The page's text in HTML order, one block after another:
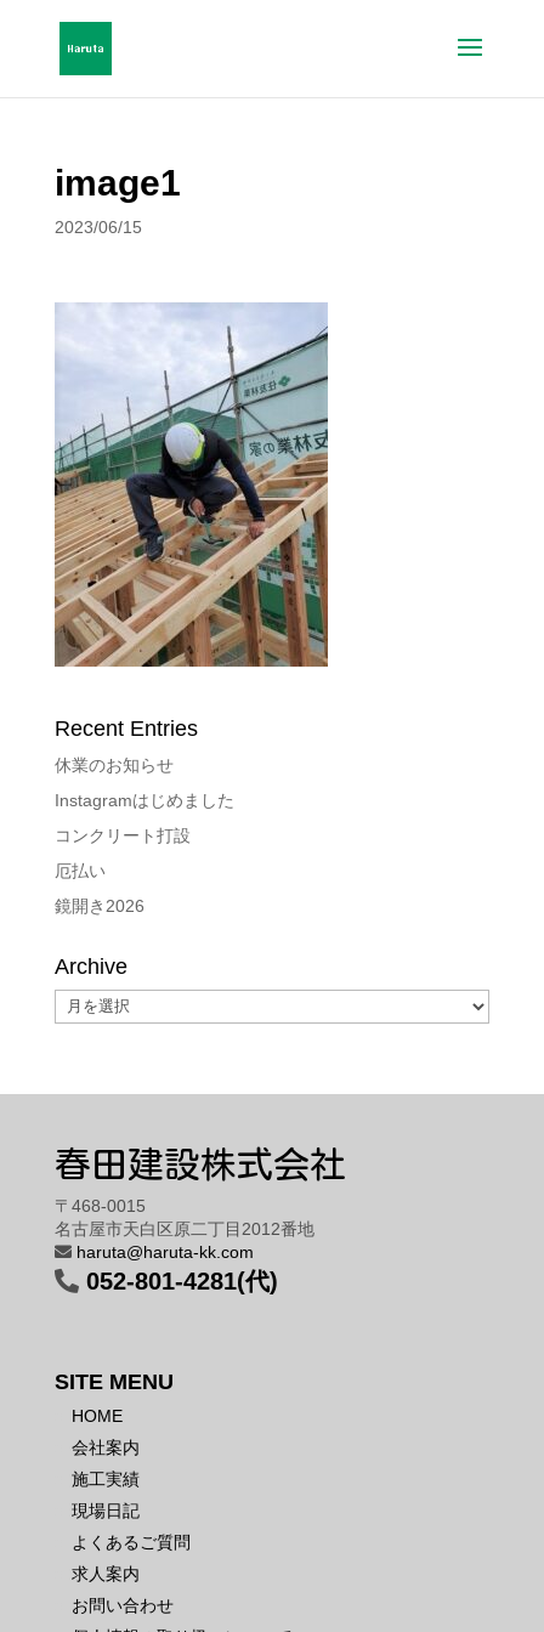
image1
2023/06/15
Recent Entries
休業のお知らせ
Instagramはじめました
コンクリート打設
厄払い
鏡開き2026
Archive
Archive
春田建設株式会社
〒468-0015
名古屋市天白区原二丁目2012番地
haruta@haruta-kk.com
052-801-4281(代)
SITE MENU
HOME
会社案内
施工実績
現場日記
よくあるご質問
求人案内
お問い合わせ